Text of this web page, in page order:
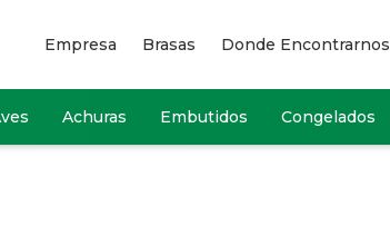
Achuras Embutidos Congelados
Empresa Brasas Donde Encontrarnos